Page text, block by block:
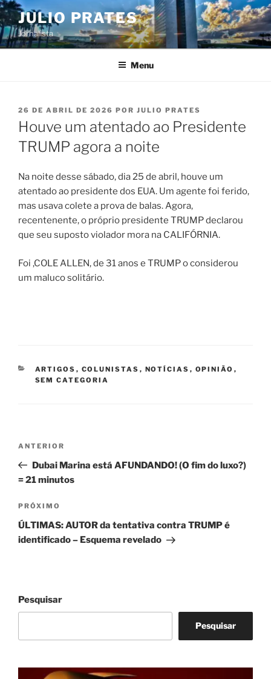
Pular
para
o
conteúdo
JULIO PRATES
Jornalista
Menu
PUBLICADO
EM
26 DE ABRIL DE 2026 POR JULIO PRATES
Houve um atentado ao Presidente
TRUMP agora a noite
Na noite desse sábado, dia 25 de abril, houve um
atentado ao presidente dos EUA. Um agente foi ferido,
mas usava colete a prova de balas. Agora,
recentenente, o próprio presidente TRUMP declarou
que seu suposto violador mora na CALIFÓRNIA.
Foi ,COLE ALLEN, de 31 anos e TRUMP o considerou
um maluco solitário.
CATEGORIAS
ARTIGOS , COLUNISTAS , NOTÍCIAS , OPINIÃO ,
SEM CATEGORIA
Post
Post
anterior
ANTERIOR
Dubai Marina está AFUNDANDO! (O fim do luxo?)
= 21 minutos
Próximo
post
PRÓXIMO
ÚLTIMAS: AUTOR da tentativa contra TRUMP é
identificado – Esquema revelado
Pesquisar
Pesquisar